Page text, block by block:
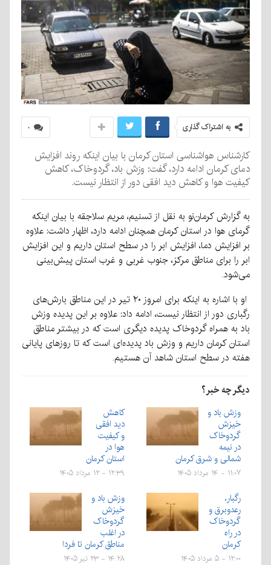
۰ به اشتراک گذاری
کارشناس هواشناسی استان کرمان با بیان اینکه روند افزایش
دمای کرمان ادامه دارد، گفت: وزش باد، گردوخاک، کاهش
کیفیت هوا و کاهش دید افقی دور از انتظار نیست.
به گزارش کرمان‌نو به نقل از تسنیم، مریم سلاجقه با بیان اینکه
گرمای هوا در استان کرمان همچنان ادامه دارد، اظهار داشت: علاوه
بر افزایش دما، افزایش ابر را در سطح استان داریم و این افزایش
ابر را برای مناطق مرکز، جنوب غربی و غرب استان پیش‌بینی
می‌شود.
او با اشاره به اینکه برای امروز ۲۰ تیر در این مناطق بارش‌های
رگباری دور از انتظار نیست، ادامه داد: علاوه بر این پدیده وزش
باد به همراه گردوخاک پدیده دیگری است که در بیشتر مناطق
استان کرمان داریم و وزش باد پدیده‌ای است که تا روزهای پایانی
هفته در سطح استان شاهد آن هستیم.
دیگر چه خبر؟
وزش باد و
خیزش
گردوخاک
در نیمه
شمالی و شرق کرمان
۱۱:۰۷ - ۱۴ مرداد ۱۴۰۵
کاهش
دید افقی
و کیفیت
هوا در
استان کرمان
۱۲:۳۹ - ۱۲ مرداد ۱۴۰۵
رگبار،
رعدوبرق و
گردوخاک
در راه
کرمان
۱۲:۰۰ - ۵ مرداد ۱۴۰۵
وزش باد و
خیزش
گردوخاک
در اغلب
مناطق کرمان تا فردا
۱۴:۲۸ - ۲۳ تیر ۱۴۰۵